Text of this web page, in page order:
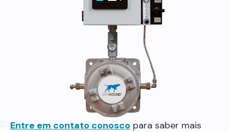
Entre em contato conosco para saber mais